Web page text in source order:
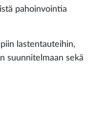
pahoinvointia
lastentauteihin,
suunnitelmaan sekä